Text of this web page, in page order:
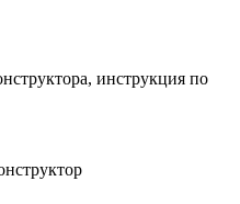
инструкция по